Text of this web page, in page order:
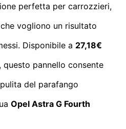
perfetta per carrozzieri,
vogliono un risultato
Disponibile a 27,18€
questo pannello consente
del parafango
Opel Astra G Fourth